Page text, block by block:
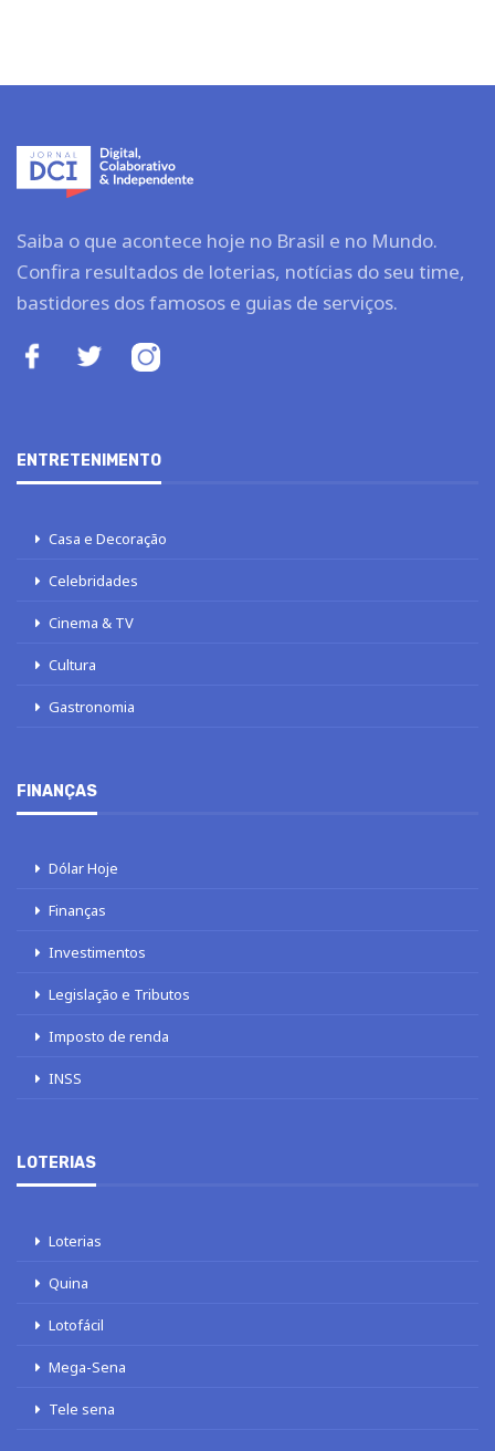
Saiba o que acontece hoje no Brasil e no Mundo.
Confira resultados de loterias, notícias do seu time,
bastidores dos famosos e guias de serviços.
ENTRETENIMENTO
Casa e Decoração
Celebridades
Cinema & TV
Cultura
Gastronomia
FINANÇAS
Dólar Hoje
Finanças
Investimentos
Legislação e Tributos
Imposto de renda
INSS
LOTERIAS
Loterias
Quina
Lotofácil
Mega-Sena
Tele sena